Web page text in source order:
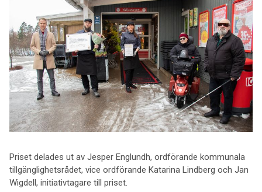
Priset delades ut av Jesper Englundh, ordförande kommunala
tillgänglighetsrådet, vice ordförande Katarina Lindberg och Jan
Wigdell, initiativtagare till priset.